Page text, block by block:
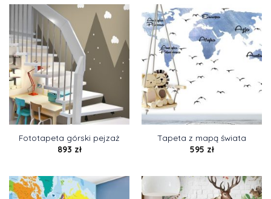
Fototapeta górski pejzaż
893 zł
Tapeta z mapą świata
595 zł